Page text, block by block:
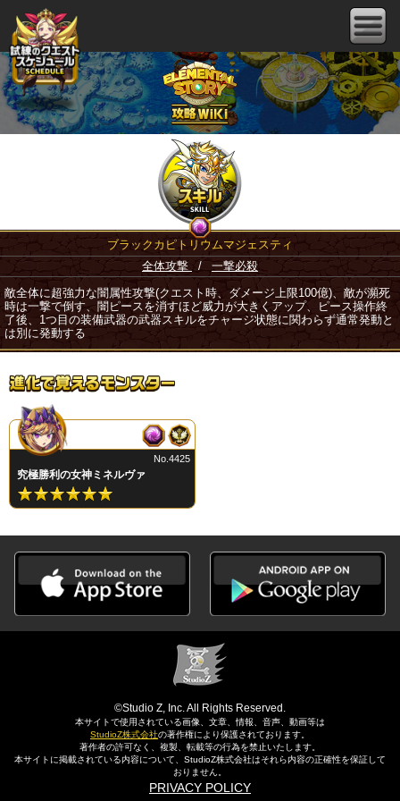
ブラックカピトリウムマジェスティ
全体攻撃 / 一撃必殺
敵全体に超強力な闇属性攻撃(クエスト時、ダメージ上限100億)、敵が瀕死
時は一撃で倒す、闇ピースを消すほど威力が大きくアップ、ピース操作終
了後、1つ目の装備武器の武器スキルをチャージ状態に関わらず通常発動と
は別に発動する
究極勝利の女神ミネルヴァ
No.4425
©Studio Z, Inc. All Rights Reserved.
本サイトで使用されている画像、文章、情報、音声、動画等は
StudioZ株式会社の著作権により保護されております。
著作者の許可なく、複製、転載等の行為を禁止いたします。
本サイトに掲載されている内容について、StudioZ株式会社はそれら内容の正確性を保証して
おりません。
PRIVACY POLICY